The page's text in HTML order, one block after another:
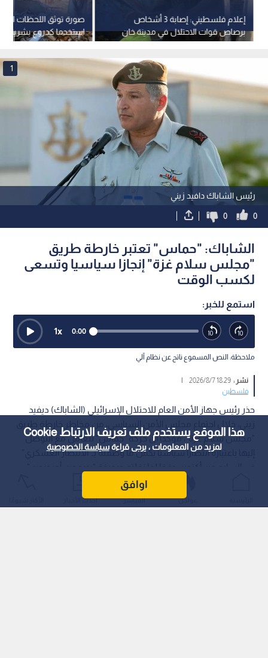
هذا الموقع يستخدم ملف تعريف الارتباط Cookie
لمزيد من المعلومات ، يرجى قراءةسياسة الخصوصية
اوافق
صورة توثق اللحظات
استخدما كدروع بشرية
بغزة
إعلام فلسطيني: إصابة 3 أشخاص
برصاص قوات الاحتلال في مدينة خان
يونس جنوب قطاع غزة
رئيس الشاباك دافيد زيني
1
0
0
الشاباك: "حماس" تعتبر خارطة طريق
"مجلس سلام غزة" إنجازا سياسيا وتسعى
لكسب الوقت
استمع للخبر:
0:00
1x
ملاحظة: النص المسموع ناتج عن نظام آلي
نشر :18:29 2026/8/7
|
فلسطين
حذر رئيس جهاز الأمن العام للاحتلال الإسرائيلي (الشاباك) ديفيد
"مجلس سلام غزة"، مؤكدا أن حركة "حماس" تتعامل مع التوصل
إليها باعتباره انتصارا سياسيا يكمل ما وصفته بـ"الانتصار العسكري"
عواجل المباشر أحدث الأخبار